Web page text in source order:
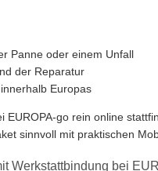
Panne oder einem Unfall
der Reparatur
Europas
EUROPA-go rein online
sinnvoll mit praktischen
Werkstattbindung bei